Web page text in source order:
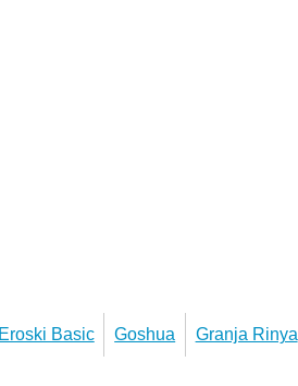
Eroski Basic Goshua Granja Rinya